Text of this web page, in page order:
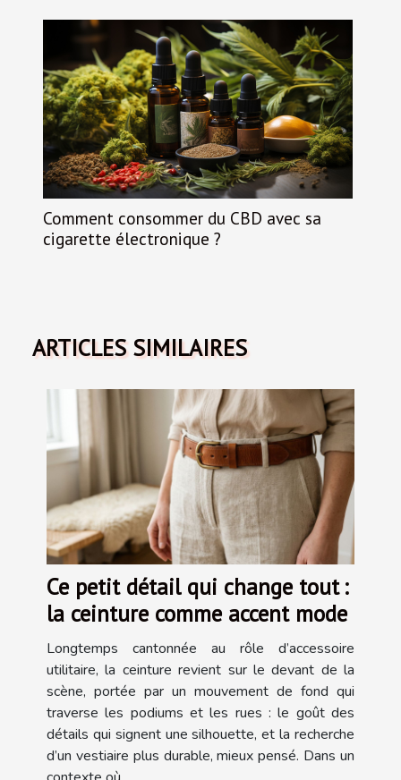
Comment consommer du CBD avec sa
cigarette électronique ?
ARTICLES SIMILAIRES
Ce petit détail qui change tout :
la ceinture comme accent mode
Longtemps cantonnée au rôle d’accessoire
utilitaire, la ceinture revient sur le devant de la
scène, portée par un mouvement de fond qui
traverse les podiums et les rues : le goût des
détails qui signent une silhouette, et la recherche
d’un vestiaire plus durable, mieux pensé. Dans un